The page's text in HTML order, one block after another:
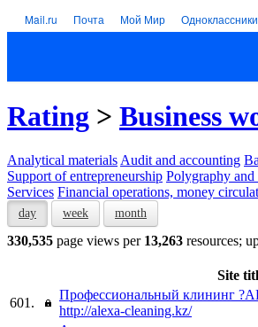
Mail.ru Почта Мой Мир Одноклассники
Rating > Business
Analytical materials Audit and accounting
Support of entrepreneurship Polygraphy
Services Financial operations, money
day week month
330,535 page views per 13,263 resources;
Site
601.
Профессиональный клининг
http://alexa-cleaning.kz/